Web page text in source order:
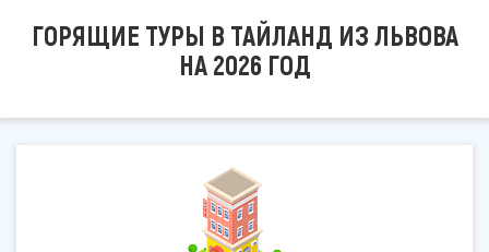
ГОРЯЩИЕ ТУРЫ В ТАЙЛАНД ИЗ ЛЬВОВА
НА 2026 ГОД